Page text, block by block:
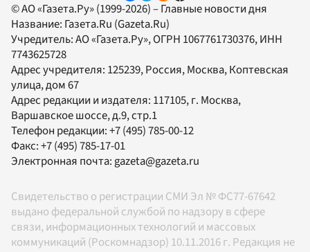
© АО «Газета.Ру» (1999-2026) – Главные новости дня
Название: Газета.Ru (Gazeta.Ru)
Учредитель:АО «Газета.Ру», ОГРН 1067761730376, ИНН
7743625728
Адрес учредителя: 125239, Россия, Москва, Коптевская
улица, дом 67
Адрес редакции и издателя: 117105, г. Москва,
Варшавское шоссе, д.9, стр.1
Телефон редакции:+7 (495) 785-00-12
Факс:+7 (495) 785-17-01
Электронная почта:gazeta@gazeta.ru
Свидетельство о регистрации СМИ Эл № ФС77-67642
выдано федеральной службой по надзору в сфере
связи, информационных технологий и массовых
коммуникаций (Роскомнадзор) 10.11.2016 г. Редакция не